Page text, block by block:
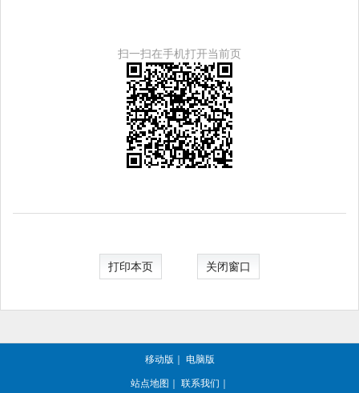
扫一扫在手机打开当前页
打印本页 关闭窗口
移动版 ｜ 电脑版
站点地图 ｜ 联系我们 ｜